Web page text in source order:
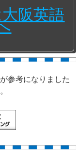
阪英語
参考になりました